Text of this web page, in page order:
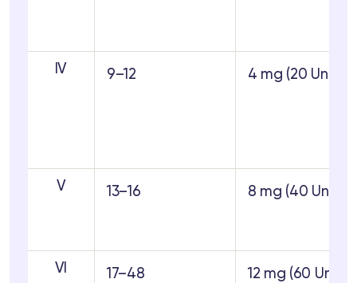
IV 9–12 4 mg (20 Units)
V 13–16 8 mg (40 Units)
VI 17–48
12 mg (60